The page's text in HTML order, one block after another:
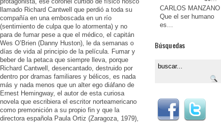
llamado Richard Cantwell que perdió a toda su
compañía en una emboscada en un río
(sentimiento de culpa que lo atormenta) y no
para de fumar pese a que el médico, el capitán
Wes O’Brien (Danny Huston), le da semanas o
días de vida al principio de la película. Fumar y
beber de la petaca que siempre lleva, porque
Richard Cantwell, desencantado, destruido por
dentro por dramas familiares y bélicos, es nada
más y nada menos que un alter ego diáfano de
Ernest Hemingway, el autor de esta curiosa
novela que escribiera el escritor norteamericano
como premonición a su propio fin y que la
directora española Paula Ortiz (Zaragoza, 1979),
CARLOS MANZANO
Que el ser humano
es…
Búsquedas